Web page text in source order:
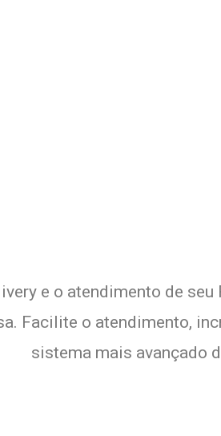
e o atendimento de seu
Facilite o atendimento,
sistema mais avançado